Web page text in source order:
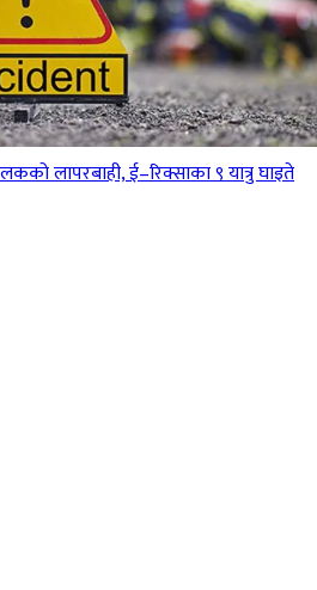
लापरबाही, ई–रिक्साका ९ यात्रु घाइते